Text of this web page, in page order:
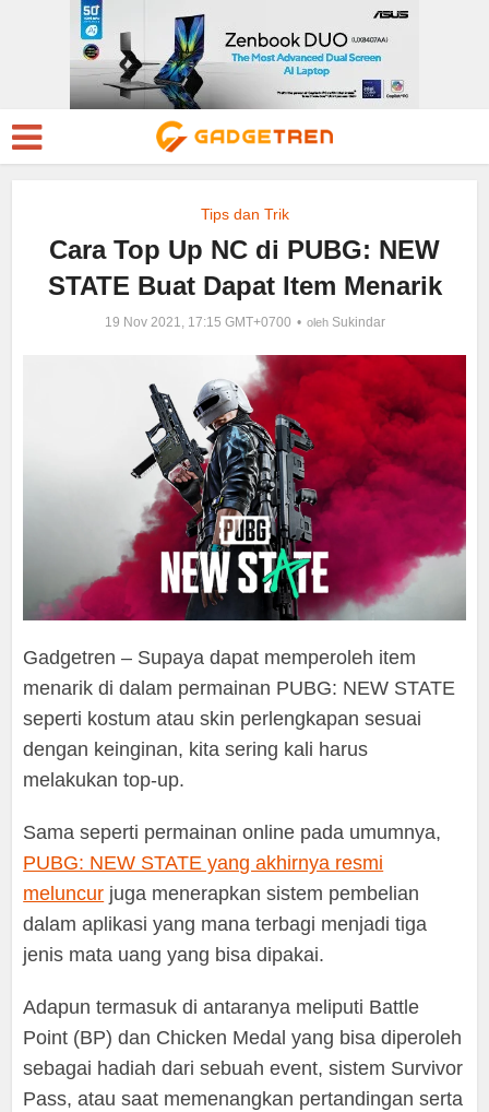
Tips dan Trik
Cara Top Up NC di PUBG: NEW
STATE Buat Dapat Item Menarik
19 Nov 2021, 17:15 GMT+0700 oleh Sukindar
Gadgetren – Supaya dapat memperoleh item
menarik di dalam permainan PUBG: NEW STATE
seperti kostum atau skin perlengkapan sesuai
dengan keinginan, kita sering kali harus
melakukan top-up.
Sama seperti permainan online pada umumnya,
PUBG: NEW STATE yang akhirnya resmi
meluncur juga menerapkan sistem pembelian
dalam aplikasi yang mana terbagi menjadi tiga
jenis mata uang yang bisa dipakai.
Adapun termasuk di antaranya meliputi Battle
Point (BP) dan Chicken Medal yang bisa diperoleh
sebagai hadiah dari sebuah event, sistem Survivor
Pass, atau saat memenangkan pertandingan serta